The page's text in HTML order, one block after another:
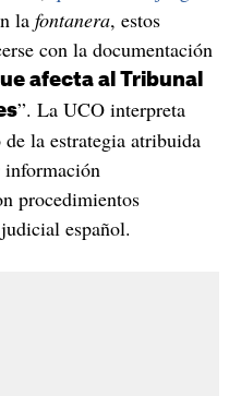
la fontanera, estos
con la documentación
afecta al Tribunal
”. La UCO interpreta
la estrategia atribuida
información
procedimientos
español.